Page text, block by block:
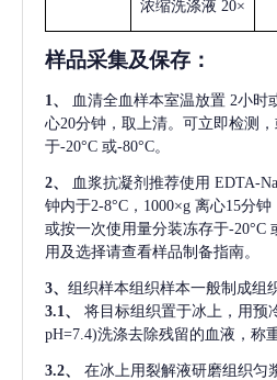
浓缩洗涤液 20×
样品采集及保存 ：
1、 血清全血样本室温放置 2小时
心20分钟，取上清。可立即检测
于-20°C 或-80°C。
2、 血浆抗凝剂推荐使用 EDTA-
钟内于2-8°C，1000×g 离心15分
或按一次使用量分装冻存于-20°C
用及选择请查看样品制备指南。
3、 组织样本组织样本一般制成组
3.1、
将目标组织置于冰上，用预
pH=7.4)洗涤去除残留的血液，称
3.2、
在冰上用裂解液研磨组织匀